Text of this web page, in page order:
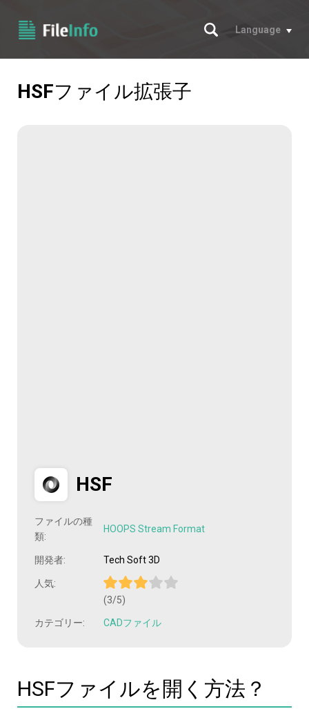
サーチ
Language
HSFファイル拡張子
HSF
ファイルの種
類:
HOOPS Stream Format
開発者: Tech Soft 3D
人気:
(3/5)
カテゴリー: CADファイル
HSFファイルを開く方法？